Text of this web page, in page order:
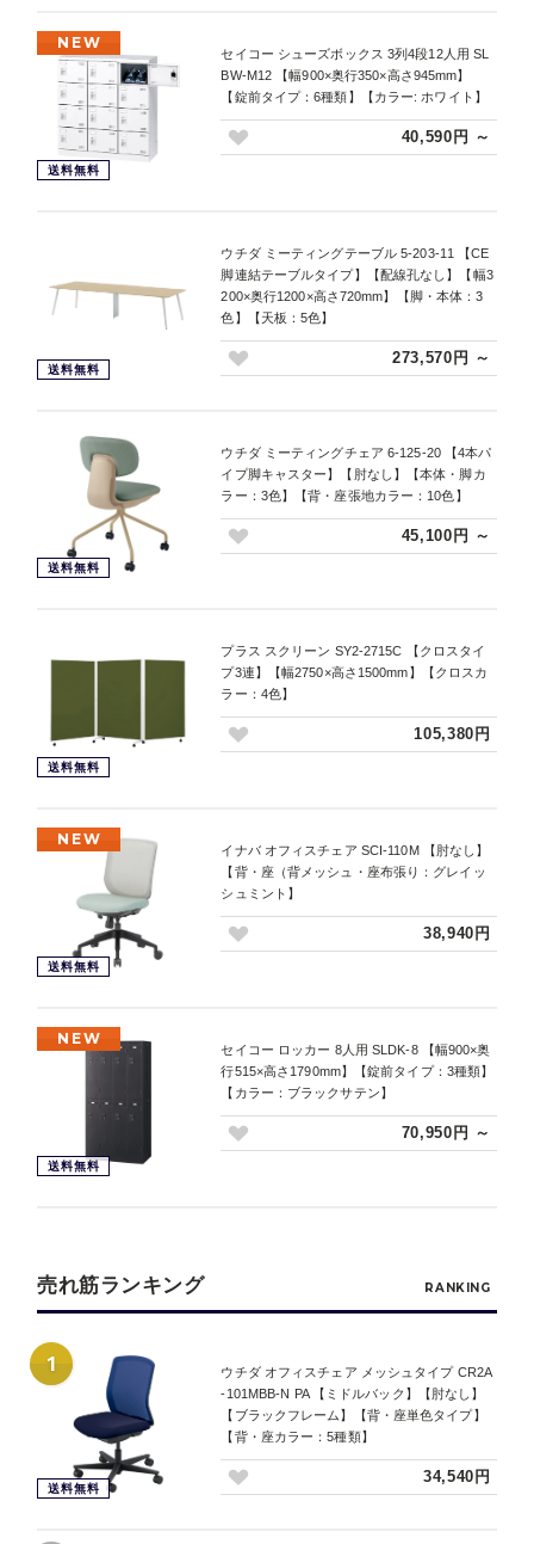
NEW
送料無料
セイコー シューズボックス 3列4段12人用 SL
BW-M12 【幅900×奥行350×高さ945mm】
【錠前タイプ：6種類】【カラー: ホワイト】
40,590円 ～
送料無料
ウチダ ミーティングテーブル 5-203-11 【CE
脚連結テーブルタイプ】【配線孔なし】【幅3
200×奥行1200×高さ720mm】【脚・本体：3
色】【天板：5色】
273,570円 ～
送料無料
ウチダ ミーティングチェア 6-125-20 【4本パ
イプ脚キャスター】【肘なし】【本体・脚カ
ラー：3色】【背・座張地カラー：10色】
45,100円 ～
送料無料
プラス スクリーン SY2-2715C 【クロスタイ
プ3連】【幅2750×高さ1500mm】【クロスカ
ラー：4色】
105,380円
NEW
送料無料
イナバ オフィスチェア SCI-110M 【肘なし】
【背・座（背メッシュ・座布張り：グレイッ
シュミント】
38,940円
NEW
送料無料
セイコー ロッカー 8人用 SLDK-8 【幅900×奥
行515×高さ1790mm】【錠前タイプ：3種類】
【カラー：ブラックサテン】
70,950円 ～
売れ筋ランキング RANKING
1
送料無料
ウチダ オフィスチェア メッシュタイプ CR2A
-101MBB-N PA 【ミドルバック】【肘なし】
【ブラックフレーム】【背・座単色タイプ】
【背・座カラー：5種類】
34,540円